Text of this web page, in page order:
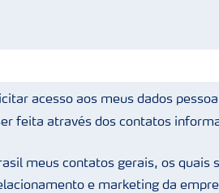
acesso aos meus dados
feita através dos contatos
meus contatos gerais, os quais
e marketing da